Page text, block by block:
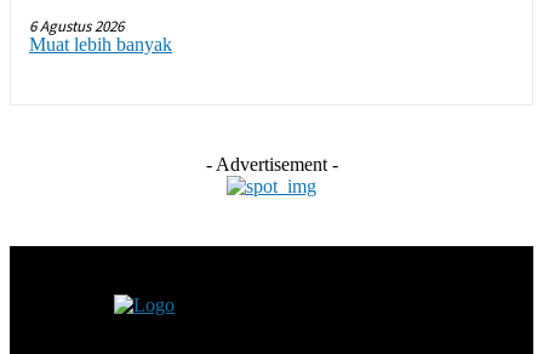
6 Agustus 2026
Muat lebih banyak
- Advertisement -